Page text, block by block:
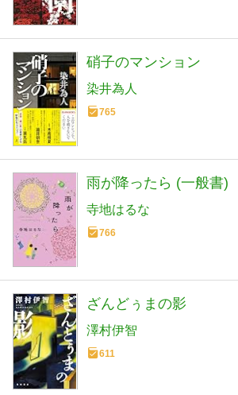
硝子のマンション
染井為人
765
雨が降ったら (一般書)
寺地はるな
766
ざんどぅまの影
澤村伊智
611